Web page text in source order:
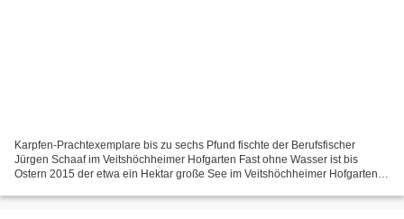
Karpfen-Prachtexemplare bis zu sechs Pfund fischte der Berufsfischer
Jürgen Schaaf im Veitshöchheimer Hofgarten Fast ohne Wasser ist bis
Ostern 2015 der etwa ein Hektar große See im Veitshöchheimer Hofgarten.